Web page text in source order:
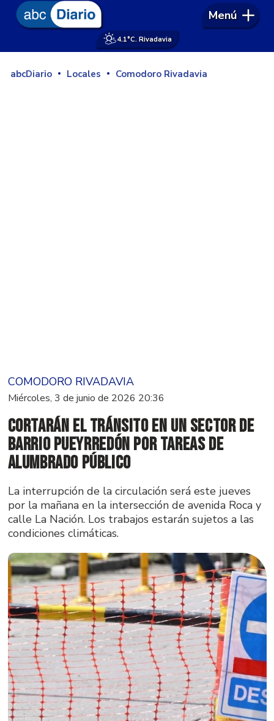
4.1°C. Rivadavia
Menú
abcDiario Locales Comodoro Rivadavia
COMODORO RIVADAVIA
Miércoles, 3 de junio de 2026 20:36
Cortarán el tránsito en un sector de
barrio Pueyrredón por tareas de
alumbrado público
La interrupción de la circulación será este jueves
por la mañana en la intersección de avenida Roca y
calle La Nación. Los trabajos estarán sujetos a las
condiciones climáticas.